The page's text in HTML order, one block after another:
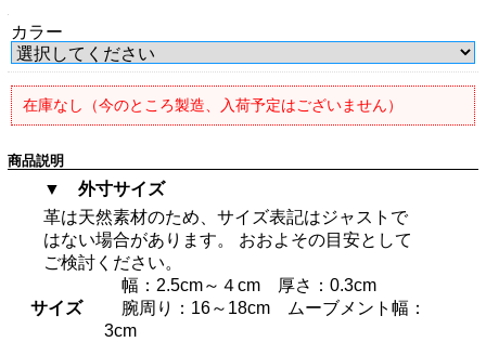
カラー
在庫なし（今のところ製造、入荷予定はございません）
商品説明
▼ 外寸サイズ
革は天然素材のため、サイズ表記はジャストで
はない場合があります。 おおよその目安として
ご検討ください。
サイズ
幅：2.5cm～４cm 厚さ：0.3cm
腕周り：16～18cm ムーブメント幅：
3cm